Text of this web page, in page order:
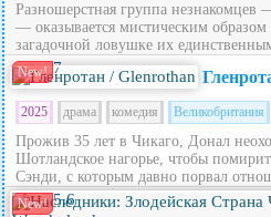
Разношерстная группа незнакомцев
— оказывается мистическим образом
загадочной ловушке их
New! 7
2025 драма комедия Великобритания
Прожив 35 лет в Чикаго, Донал
Шотландское нагорье, чтобы
Сэнди, с которым давно порвал
New! 5.6